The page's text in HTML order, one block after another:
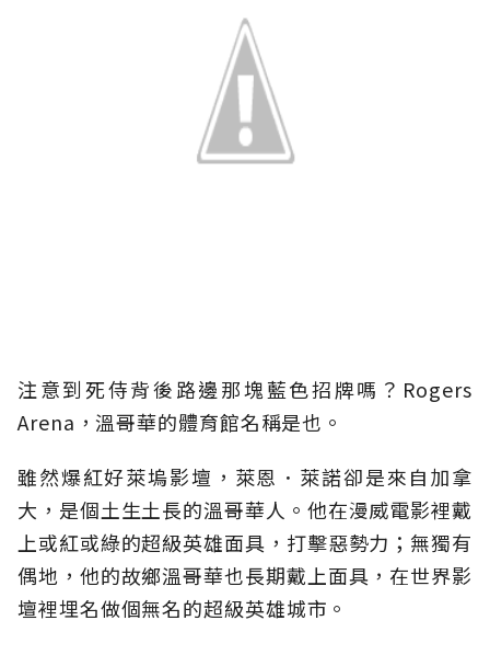
注意到死侍背後路邊那塊藍色招牌嗎？Rogers
Arena，溫哥華的體育館名稱是也。
雖然爆紅好萊塢影壇，萊恩．萊諾卻是來自加拿
大，是個土生土長的溫哥華人。他在漫威電影裡戴
上或紅或綠的超級英雄面具，打擊惡勢力；無獨有
偶地，他的故鄉溫哥華也長期戴上面具，在世界影
壇裡埋名做個無名的超級英雄城市。